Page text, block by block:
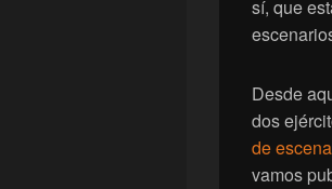
sí, que
Desde
dos
de
vamos